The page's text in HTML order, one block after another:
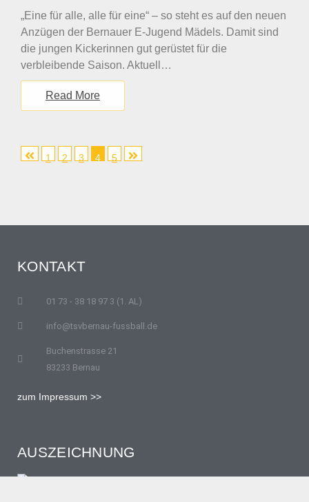
„Eine für alle, alle für eine“ – so steht es auf den neuen
Anzügen der Bernauer E-Jugend Mädels. Damit sind
die jungen Kickerinnen gut gerüstet für die
verbleibende Saison. Aktuell…
Read More
1 2 3 4 5
KONTAKT
01 73 - 38 18 97 3 (1. AL)
info@tsvbernau-fussball.de
Buchenstrasse 21
83233 Bernau
zum Impressum >>
AUSZEICHNUNG